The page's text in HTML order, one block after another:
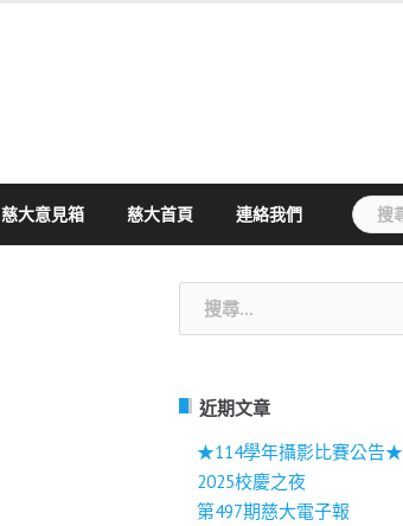
慈大意見箱 慈大首頁 連絡我們
搜
尋
鍵
關
近期文章
★114學年攝影比賽公告★
2025校慶之夜
第497期慈大電子報